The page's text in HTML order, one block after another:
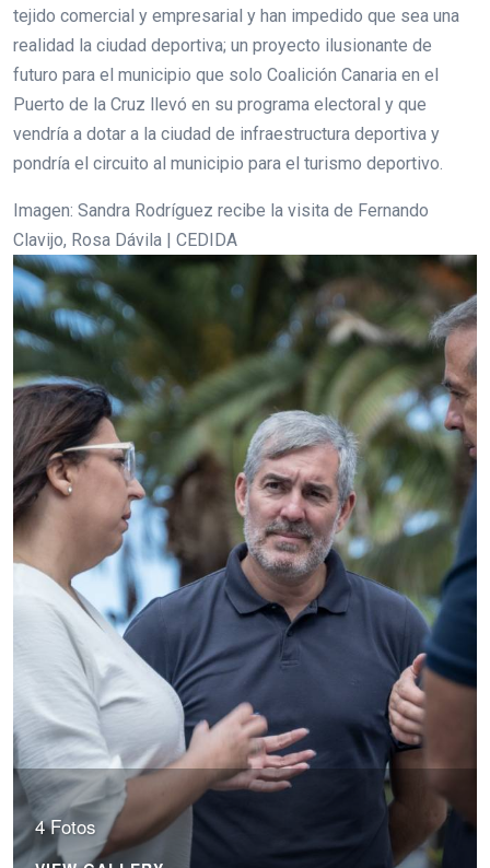
tejido comercial y empresarial y han impedido que sea una
realidad la ciudad deportiva; un proyecto ilusionante de
futuro para el municipio que solo Coalición Canaria en el
Puerto de la Cruz llevó en su programa electoral y que
vendría a dotar a la ciudad de infraestructura deportiva y
pondría el circuito al municipio para el turismo deportivo.
Imagen: Sandra Rodríguez recibe la visita de Fernando
Clavijo, Rosa Dávila | CEDIDA
4 Fotos